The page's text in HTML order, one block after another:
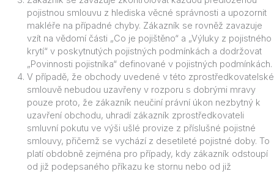
pojistnou smlouvu z hlediska věcné správnosti a upozornit
makléře na případné chyby. Zákazník se rovněž zavazuje
vzít na vědomí části „Co je pojištěno“ a „Výluky z pojistného
krytí“ v poskytnutých pojistných podmínkách a dodržovat
„Povinnosti pojistníka“ definované v pojistných podmínkách.
V případě, že obchody uvedené v této zprostředkovatelské
smlouvě nebudou uzavřeny v rozporu s dobrými mravy
pouze proto, že zákazník neučiní právní úkon nezbytný k
uzavření obchodu, uhradí zákazník zprostředkovateli
smluvní pokutu ve výši ušlé provize z příslušné pojistné
smlouvy, přičemž se vychází z desetileté pojistné doby. To
platí obdobně zejména pro případy, kdy zákazník odstoupí
od již podepsaného příkazu ke stornu nebo od již